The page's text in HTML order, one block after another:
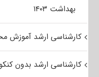
بهداشت ۱۴۰۳
کارشناسی ارشد آموزش
کارشناسی ارشد بدون